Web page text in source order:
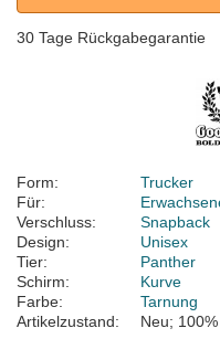
30 Tage Rückgabegarantie
Form:
Trucker
Für:
Verschluss:
Snapback
Design:
Unisex
Tier:
Panther
Schirm:
Kurve
Farbe:
Tarnung
Artikelzustand:
Neu;